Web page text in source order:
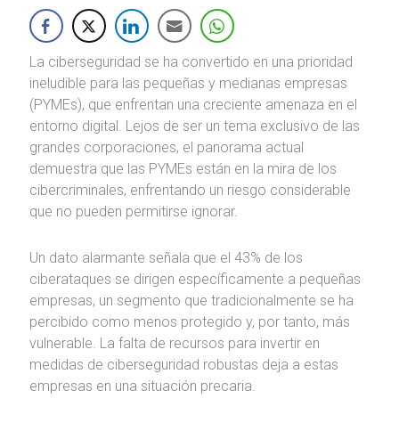
La ciberseguridad se ha convertido en una prioridad
ineludible para las pequeñas y medianas empresas
(PYMEs), que enfrentan una creciente amenaza en el
entorno digital. Lejos de ser un tema exclusivo de las
grandes corporaciones, el panorama actual
demuestra que las PYMEs están en la mira de los
cibercriminales, enfrentando un riesgo considerable
que no pueden permitirse ignorar.
Un dato alarmante señala que el 43% de los
ciberataques se dirigen específicamente a pequeñas
empresas, un segmento que tradicionalmente se ha
percibido como menos protegido y, por tanto, más
vulnerable. La falta de recursos para invertir en
medidas de ciberseguridad robustas deja a estas
empresas en una situación precaria.